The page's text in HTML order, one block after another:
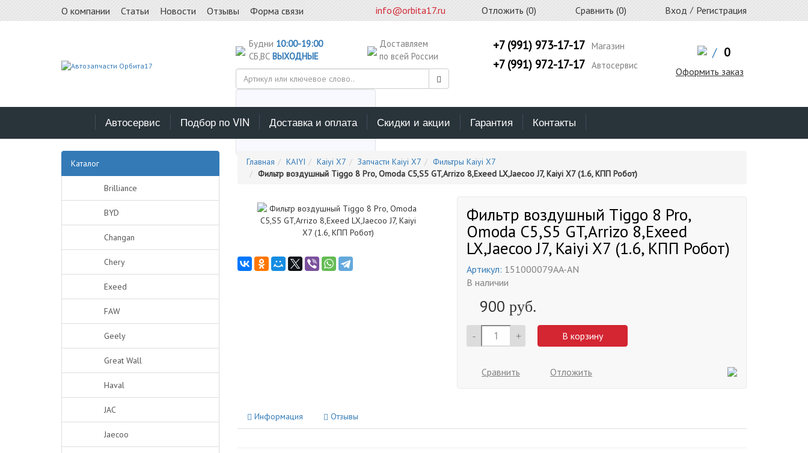
О компании Статьи Новости Отзывы Форма связи info@orbita17.ru Отложить (0) Сравнить (0) Вход / Регистрация
Будни 10:00-19:00
СБ,ВС ВЫХОДНЫЕ
Доставляем
по всей России
Выберите каталог поиска
+7 (991) 973-17-17 Магазин
+7 (991) 972-17-17 Автосервис
/ 0
Оформить заказ
Автосервис Подбор по VIN Доставка и оплата Скидки и акции Гарантия Контакты
Каталог
Brilliance
BYD
Changan
Chery
Exeed
FAW
Geely
Great Wall
Haval
JAC
Jaecoo
Главная KAIYI Kaiyi X7 Запчасти Kaiyi X7
Фильтры Kaiyi X7
Фильтр воздушный Tiggo 8 Pro, Omoda C5,S5 GT,Arrizo 8,Exeed LX,Jaecoo J7, Kaiyi X7 (1.6, КПП Робот)
Фильтр воздушный Tiggo 8 Pro,
Omoda C5,S5 GT,Arrizo 8,Exeed
LX,Jaecoo J7, Kaiyi X7 (1.6, КПП Робот)
Артикул: 151000079AA-AN
В наличии
900 руб.
- + В корзину
Сравнить Отложить
Информация Отзывы